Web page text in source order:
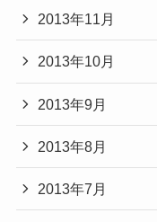
2013年11月
2013年10月
2013年9月
2013年8月
2013年7月